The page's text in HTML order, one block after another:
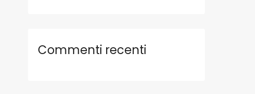
Commenti recenti